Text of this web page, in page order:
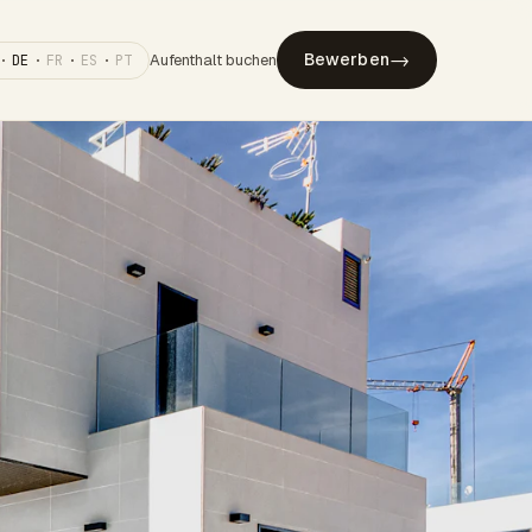
DE · FR · ES · PT Aufenthalt buchen Bewerben→